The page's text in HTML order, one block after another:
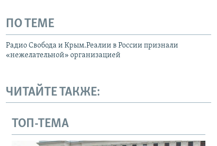
ПО ТЕМЕ
Радио Свобода и Крым.Реалии в России признали
«нежелательной» организацией
ЧИТАЙТЕ ТАКЖЕ:
ТОП-ТЕМА